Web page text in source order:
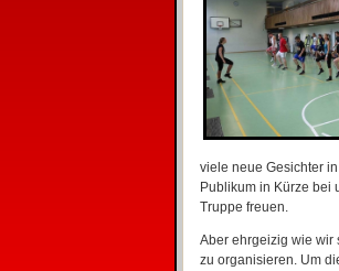
viele neue Gesichter
Publikum in Kürze bei
Truppe freuen.
Aber ehrgeizig wie wir
zu organisieren. Um